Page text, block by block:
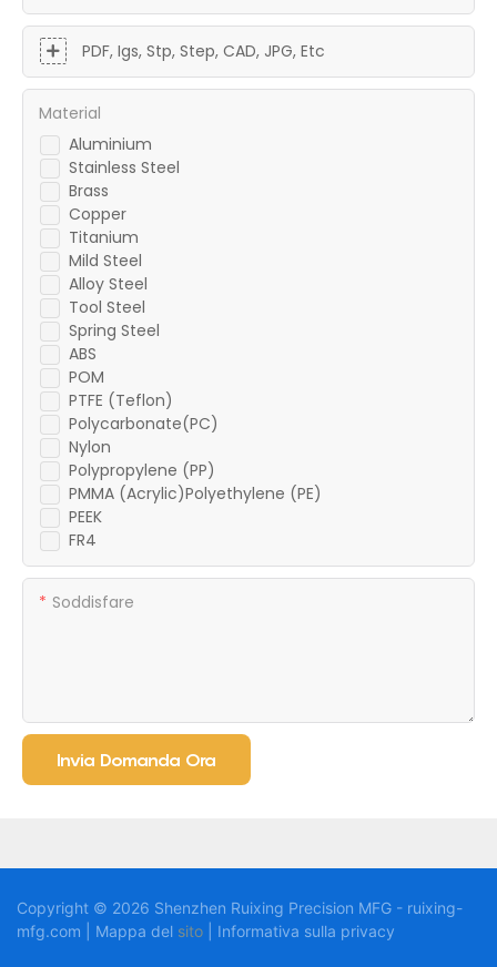
PDF, Igs, Stp, Step, CAD, JPG, Etc
Aluminium
Stainless Steel
Brass
Copper
Titanium
Mild Steel
Alloy Steel
Tool Steel
Spring Steel
ABS
POM
PTFE (Teflon)
Polycarbonate(PC)
Nylon
Polypropylene (PP)
PMMA (Acrylic)Polyethylene (PE)
PEEK
FR4
Material
Soddisfare
Invia Domanda Ora
Copyright © 2026 Shenzhen Ruixing Precision MFG - ruixing-
mfg.com | Mappa del sito Informativa sulla privacy